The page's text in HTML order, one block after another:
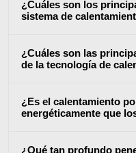
¿Cuáles son los
sistema de
¿Cuáles son las
de la tecnología de
¿Es el calentamiento
energéticamente que
¿Qué tan profundo